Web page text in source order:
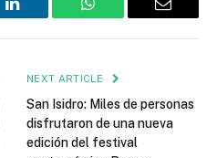
LinkedIn WhatsApp Email
NEXT ARTICLE
San Isidro: Miles de personas
disfrutaron de una nueva
edición del festival